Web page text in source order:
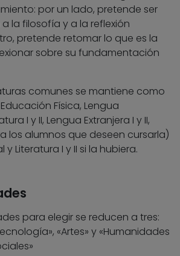
por un lado, pretende ser
la filosofía y a la reflexión
pretende retomar lo que es la
sobre su fundamentación
comunes se mantiene como
Física, Lengua
I y II, Lengua Extranjera I y II,
los alumnos que deseen cursarla)
Literatura I y II si la hubiera.
para elegir se reducen a tres:
«Artes» y «Humanidades